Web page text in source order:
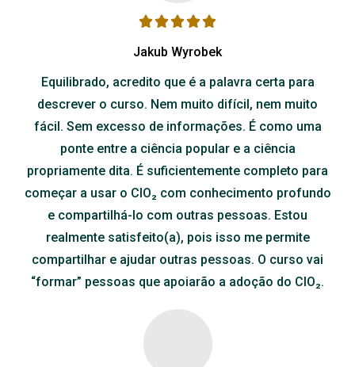
Jakub Wyrobek
Equilibrado, acredito que é a palavra certa para
descrever o curso. Nem muito difícil, nem muito
fácil. Sem excesso de informações. É como uma
ponte entre a ciência popular e a ciência
propriamente dita. É suficientemente completo para
começar a usar o ClO₂ com conhecimento profundo
e compartilhá-lo com outras pessoas. Estou
realmente satisfeito(a), pois isso me permite
compartilhar e ajudar outras pessoas. O curso vai
“formar” pessoas que apoiarão a adoção do ClO₂.